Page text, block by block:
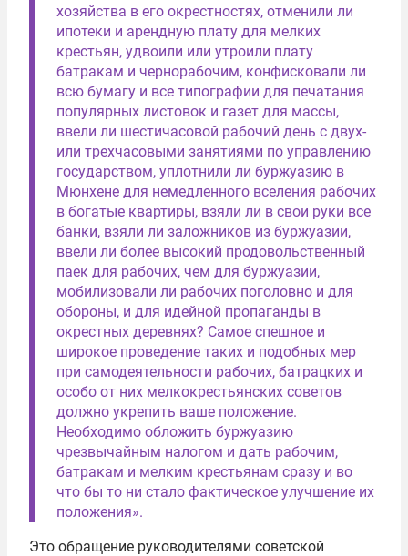
хозяйства в его окрестностях, отменили ли
ипотеки и арендную плату для мелких
крестьян, удвоили или утроили плату
батракам и чернорабочим, конфисковали ли
всю бумагу и все типографии для печатания
популярных листовок и газет для массы,
ввели ли шестичасовой рабочий день с двух-
или трехчасовыми занятиями по управлению
государством, уплотнили ли буржуазию в
Мюнхене для немедленного вселения рабочих
в богатые квартиры, взяли ли в свои руки все
банки, взяли ли заложников из буржуазии,
ввели ли более высокий продовольственный
паек для рабочих, чем для буржуазии,
мобилизовали ли рабочих поголовно и для
обороны, и для идейной пропаганды в
окрестных деревнях? Самое спешное и
широкое проведение таких и подобных мер
при самодеятельности рабочих, батрацких и
особо от них мелкокрестьянских советов
должно укрепить ваше положение.
Необходимо обложить буржуазию
чрезвычайным налогом и дать рабочим,
батракам и мелким крестьянам сразу и во
что бы то ни стало фактическое улучшение их
положения».
Это обращение руководителями советской